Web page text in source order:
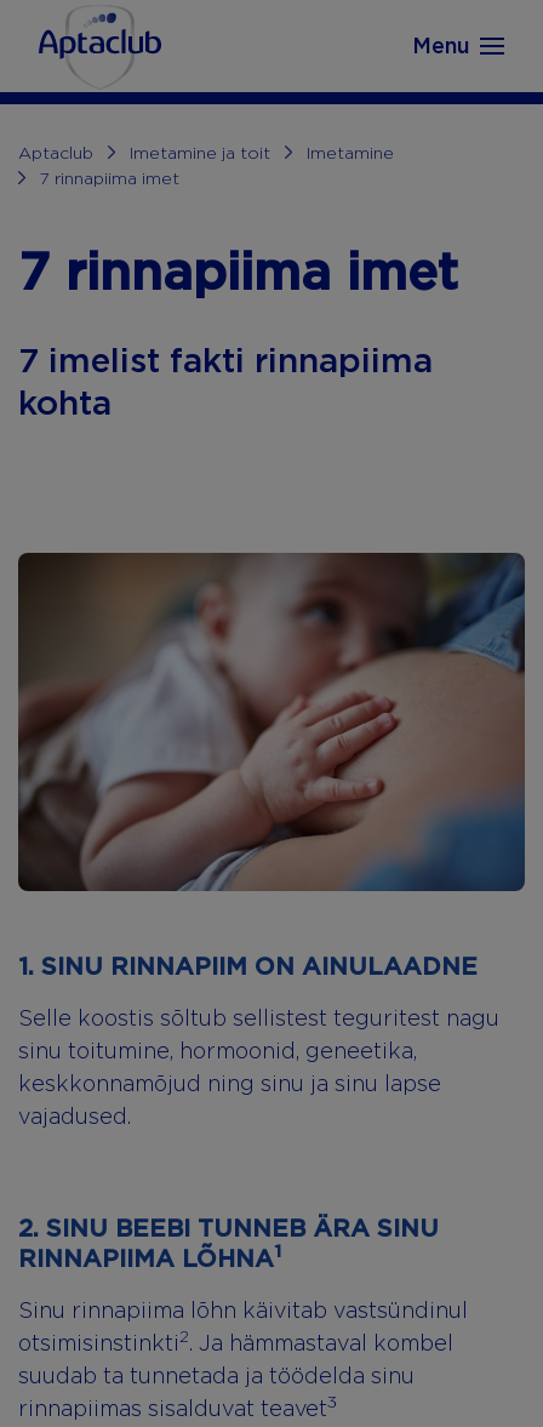
Skip to content
Aptaclub.ee Menu
Aptaclub Imetamine ja toit
Imetamine
7 rinnapiima imet
7 rinnapiima imet
7 imelist fakti rinnapiima
kohta
1. SINU RINNAPIIM ON AINULAADNE
Selle koostis sõltub sellistest teguritest nagu
sinu toitumine, hormoonid, geneetika,
keskkonnamõjud ning sinu ja sinu lapse
vajadused.
2. SINU BEEBI TUNNEB ÄRA SINU
RINNAPIIMA LÕHNA1
Sinu rinnapiima lõhn käivitab vastsündinul
otsimisinstinkti2. Ja hämmastaval kombel
suudab ta tunnetada ja töödelda sinu
rinnapiimas sisalduvat teavet3